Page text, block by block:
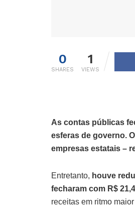
0
SHARES
1
VIEWS
As contas públicas
esferas de governo.
empresas estatais –
Entretanto, houve
fecharam com R$
receitas em ritmo